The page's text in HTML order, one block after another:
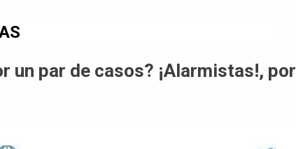
un par de casos? ¡Alarmistas!, por